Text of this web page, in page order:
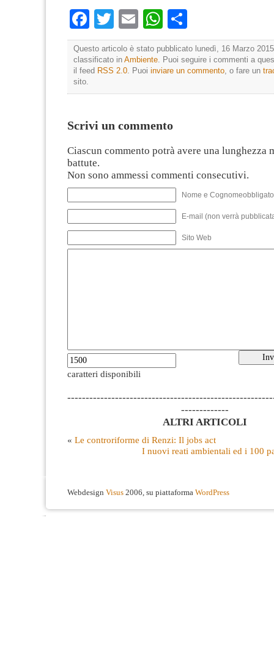
Facebook
TwitterEmailWhatsApp
Questo articolo è stato pubblicato lunedì, 16 Marzo
classificato in Ambiente. Puoi seguire i commenti a
il feed RSS 2.0. Puoi inviare un commento, o fare un
sito.
Scrivi un commento
Ciascun commento potrà avere una lunghezza
battute.
Non sono ammessi commenti consecutivi.
Nome e
E-mail (non verrà
Sito Web
caratteri disponibili
-------------
ALTRI ARTICOLI
« Le controriforme di Renzi: Il jobs act
I nuovi reati ambientali ed i 100
Webdesign Visus 2006, su piattaforma WordPress